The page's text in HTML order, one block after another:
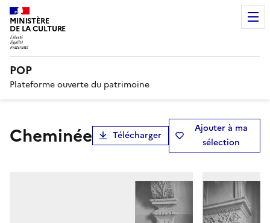
MINISTÈRE
DE LA CULTURE
POP
Plateforme ouverte du patrimoine
cheminée Télécharger
Ajouter à ma
sélection